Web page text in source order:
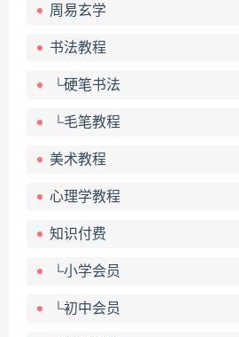
周易玄学
书法教程
└硬笔书法
└毛笔教程
美术教程
心理学教程
知识付费
└小学会员
└初中会员